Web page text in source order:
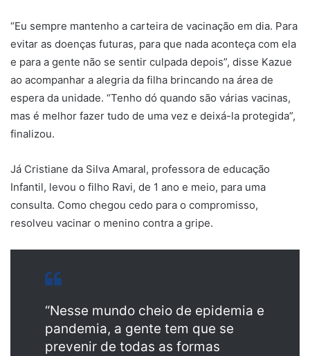
“Eu sempre mantenho a carteira de vacinação em dia. Para
evitar as doenças futuras, para que nada aconteça com ela
e para a gente não se sentir culpada depois”, disse Kazue
ao acompanhar a alegria da filha brincando na área de
espera da unidade. “Tenho dó quando são várias vacinas,
mas é melhor fazer tudo de uma vez e deixá-la protegida”,
finalizou.
Já Cristiane da Silva Amaral, professora de educação
Infantil, levou o filho Ravi, de 1 ano e meio, para uma
consulta. Como chegou cedo para o compromisso,
resolveu vacinar o menino contra a gripe.
“Nesse mundo cheio de epidemia e
pandemia, a gente tem que se
prevenir de todas as formas